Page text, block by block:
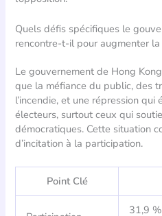
Quels défis spécifiques le
rencontre-t-il pour augmenter
Le gouvernement de Hong
que la méfiance du public, des
l’incendie, et une répression
électeurs, surtout ceux qui
démocratiques. Cette situation
d’incitation à la participation.
Point Clé
31,9